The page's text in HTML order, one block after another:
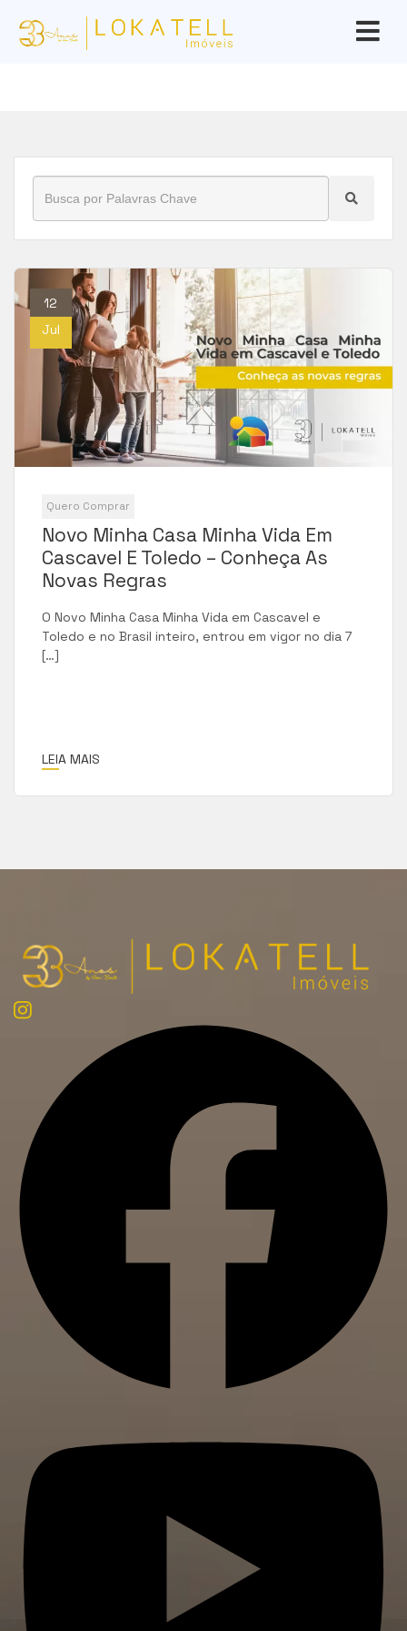
Início Blog » minha casa minha vida
12
Jul
Quero Comprar
Novo Minha Casa Minha Vida Em
Cascavel E Toledo – Conheça As
Novas Regras
O Novo Minha Casa Minha Vida em Cascavel e
Toledo e no Brasil inteiro, entrou em vigor no dia 7
[…]
LEIA MAIS